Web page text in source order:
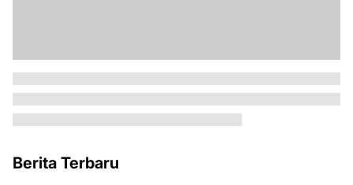
Berita Terbaru